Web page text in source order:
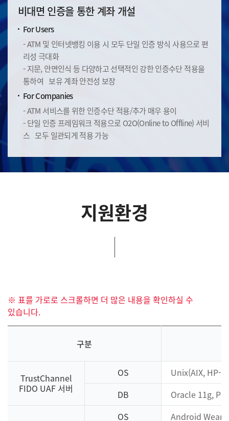
비대면 인증을 통한 계좌 개설
For Users
- ATM 및 인터넷뱅킹 이용 시 모두 단일 인증 방식 사용으로 편
리성 극대화
- 지문, 안면인식 등 다양하고 선택적인 강한 인증수단 적용을
통하여 보유 계좌 안전성 보장
For Companies
- ATM 서비스를 위한 인증수단 적용/추가 매우 용이
- 단일 인증 프레임워크 적용으로 O2O(Online to Offline) 서비
스 모두 일관되게 적용 가능
지원환경
※ 표를 가로로 스크롤하면 더 많은 내용을 확인하실 수
있습니다.
구분
TrustChannel
FIDO UAF 서버
OS
Unix(AIX, HP-
DB
Oracle 11g,
OS Android Wear